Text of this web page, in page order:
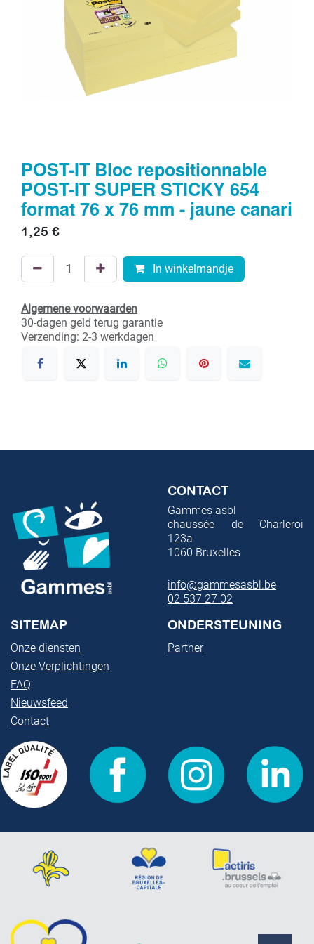
POST-IT Bloc repositionnable
POST-IT SUPER STICKY 654
format 76 x 76 mm - jaune canari
1,25 €
In winkelmandje
Algemene voorwaarden
30-dagen geld terug garantie
Verzending: 2-3 werkdagen
CONTACT
Gammes asbl
chaussée de Charleroi
123a
1060 Bruxelles
info@gammesasbl.be
02 537 27 02
SITEMAP
Onze diensten
Onze Verplichtingen
FAQ
Nieuwsfeed
Contact
ONDERSTEUNING
Partner